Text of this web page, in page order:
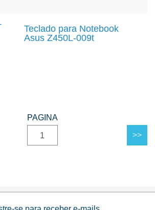
Teclado para Notebook
Asus Z450L-009t
1